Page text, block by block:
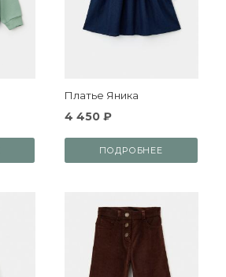
Платье Яника
4 450 ₽
ПОДРОБНЕЕ